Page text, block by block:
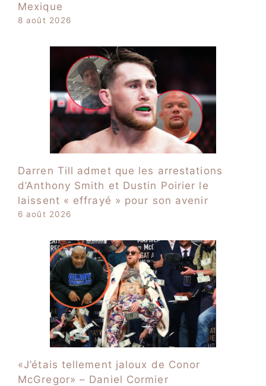
Mexique
8 août 2026
Darren Till admet que les arrestations
d’Anthony Smith et Dustin Poirier le
laissent « effrayé » pour son avenir
6 août 2026
«J’étais tellement jaloux de Conor
McGregor» – Daniel Cormier